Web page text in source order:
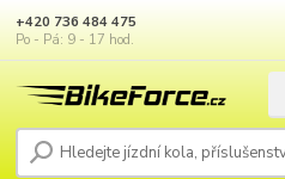
+420 736 484 475
Po - Pá: 9 - 17 hod.